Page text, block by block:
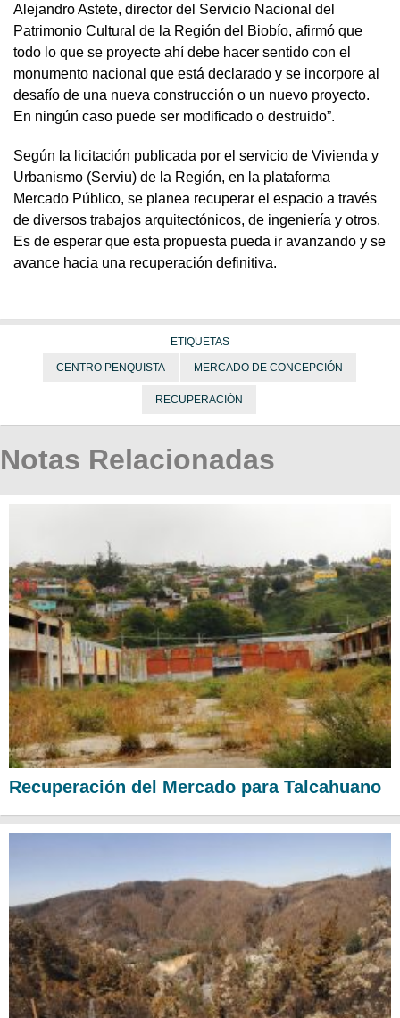
Alejandro Astete, director del Servicio Nacional del
Patrimonio Cultural de la Región del Biobío, afirmó que
todo lo que se proyecte ahí debe hacer sentido con el
monumento nacional que está declarado y se incorpore al
desafío de una nueva construcción o un nuevo proyecto.
En ningún caso puede ser modificado o destruido”.
Según la licitación publicada por el servicio de Vivienda y
Urbanismo (Serviu) de la Región, en la plataforma
Mercado Público, se planea recuperar el espacio a través
de diversos trabajos arquitectónicos, de ingeniería y otros.
Es de esperar que esta propuesta pueda ir avanzando y se
avance hacia una recuperación definitiva.
ETIQUETAS
CENTRO PENQUISTA MERCADO DE CONCEPCIÓN
RECUPERACIÓN
Notas Relacionadas
Recuperación del Mercado para Talcahuano